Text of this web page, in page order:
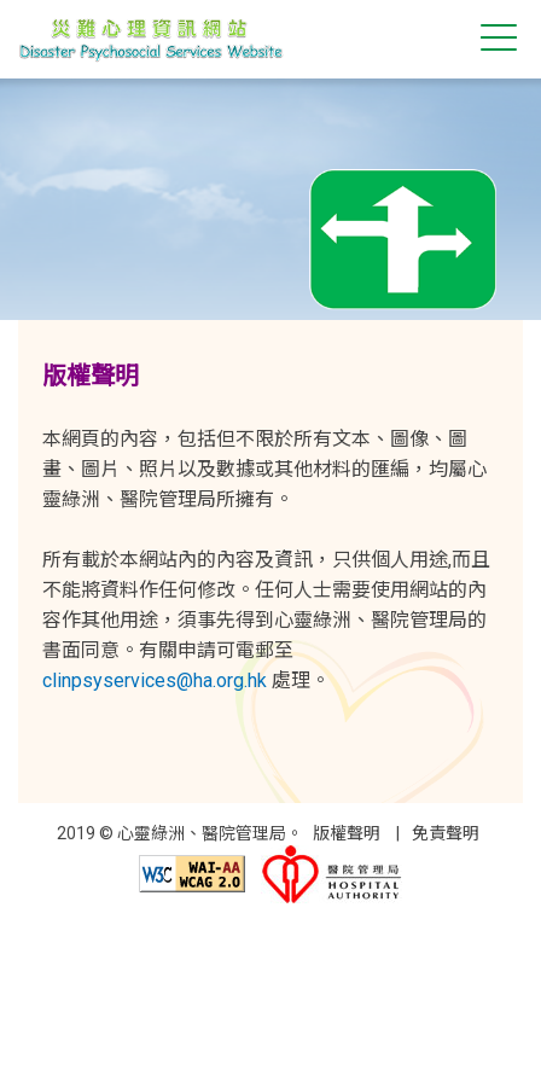
最新消息
版權聲明
本網頁的內容，包括但不限於所有文本、圖像、圖
畫、圖片、照片以及數據或其他材料的匯編，均屬心
靈綠洲、醫院管理局所擁有。
所有載於本網站內的內容及資訊，只供個人用途,而且
不能將資料作任何修改。任何人士需要使用網站的內
容作其他用途，須事先得到心靈綠洲、醫院管理局的
書面同意。有關申請可電郵至
clinpsyservices@ha.org.hk 處理。
2019 © 心靈綠洲、醫院管理局。 版權聲明 免責聲明